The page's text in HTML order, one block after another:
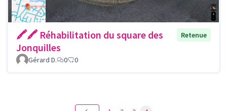
🖍🖍 Réhabilitation du square des
Jonquilles
Retenue
Gérard D. 0 0